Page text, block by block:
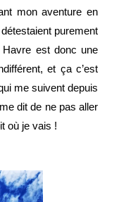
mon aventure en
purement
est donc une
et ça c’est
me suivent depuis
dit de ne pas aller
où je vais !